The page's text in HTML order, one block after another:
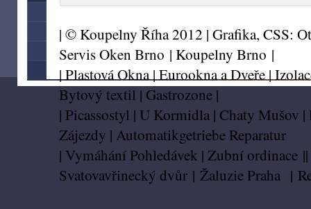
| © Koupelny Říha 2012 | Grafika, CSS:
Servis Oken Brno | Koupelny Brno |
|Plastová Okna|Eurookna a Dveře|
Bytový textil | Gastrozone |
| Picassostyl | U Kormidla | Chaty Mušov |
Zájezdy | Automatikgetriebe Reparatur
| Vymáhání Pohledávek | Zubní ordinace ||
Svatovavřinecký dvůr | Žaluzie Praha |